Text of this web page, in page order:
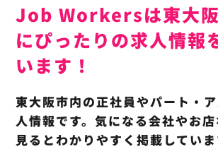
Job Workersは東大
にぴったりの求人情報
います！
東大阪市内の正社員やパート・
人情報です。気になる会社やお
見るとわかりやすく掲載していま